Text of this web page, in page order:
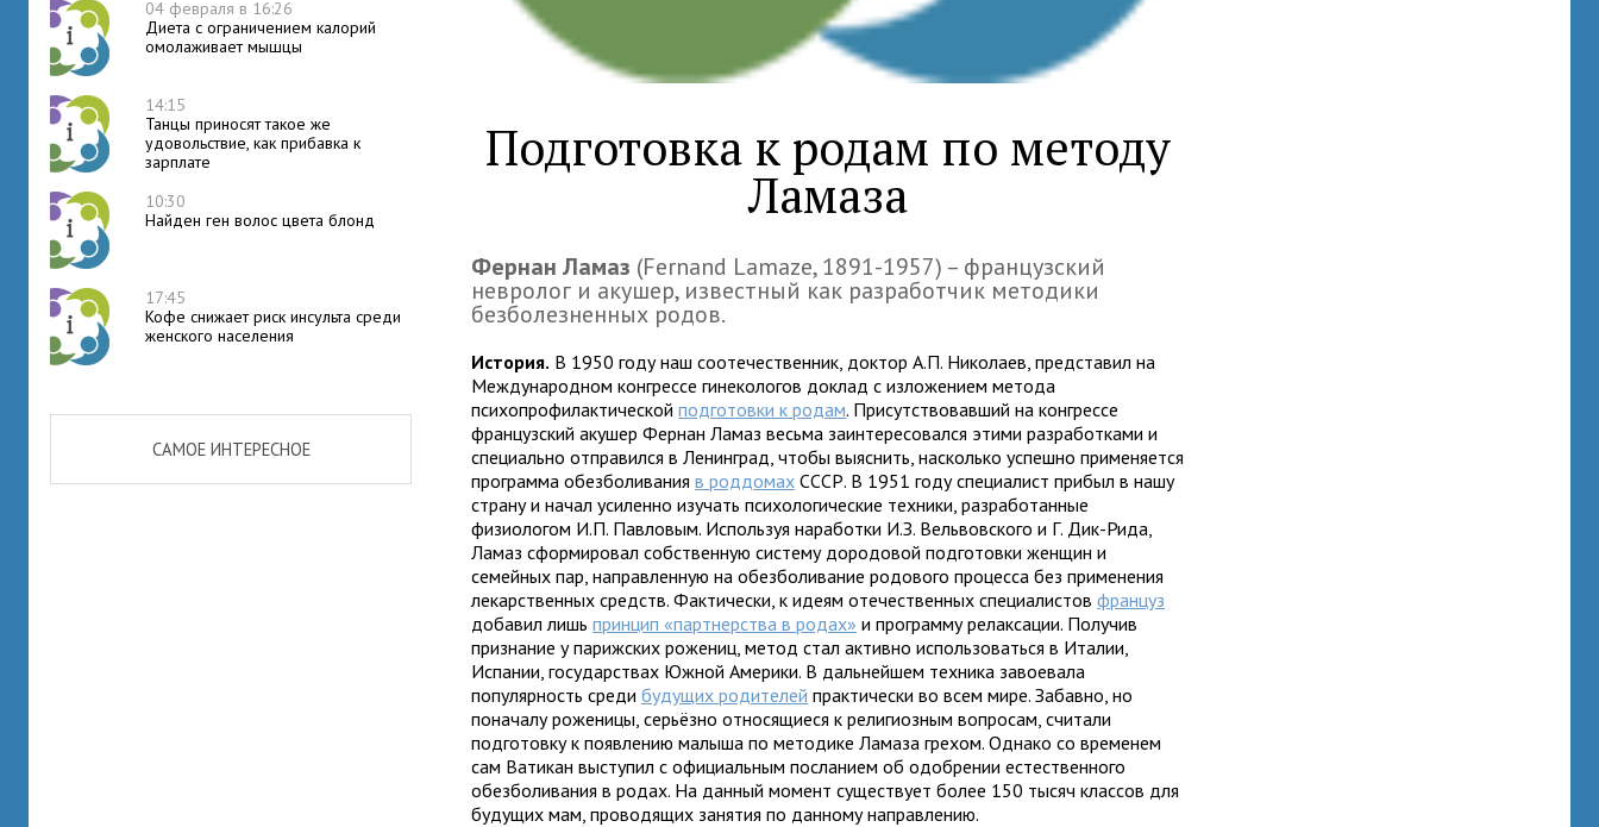
04 февраля в 16:26
Диета с ограничением калорий
омолаживает мышцы
14:15
Танцы приносят такое же
удовольствие, как прибавка к
зарплате
10:30
Найден ген волос цвета блонд
17:45
Кофе снижает риск инсульта среди
женского населения
САМОЕ ИНТЕРЕСНОЕ
Подготовка к родам по методу
Ламаза
Фернан Ламаз (Fernand Lamaze, 1891-1957) – французский
невролог и акушер, известный как разработчик методики
безболезненных родов.
История. В 1950 году наш соотечественник, доктор А.П. Николаев, представил на
Международном конгрессе гинекологов доклад с изложением метода
психопрофилактическойподготовки к родам. Присутствовавший на конгрессе
французский акушер Фернан Ламаз весьма заинтересовался этими разработками и
специально отправился в Ленинград, чтобы выяснить, насколько успешно применяется
программа обезболиванияв роддомах СССР. В 1951 году специалист прибыл в нашу
страну и начал усиленно изучать психологические техники, разработанные
физиологом И.П. Павловым. Используя наработки И.З. Вельвовского и Г. Дик-Рида,
Ламаз сформировал собственную систему дородовой подготовки женщин и
семейных пар, направленную на обезболивание родового процесса без применения
лекарственных средств. Фактически, к идеям отечественных специалистовфранцуз
добавил лишьпринцип «партнерства в родах» и программу релаксации. Получив
признание у парижских рожениц, метод стал активно использоваться в Италии,
Испании, государствах Южной Америки. В дальнейшем техника завоевала
популярность средибудущих родителей практически во всем мире. Забавно, но
поначалу роженицы, серьёзно относящиеся к религиозным вопросам, считали
подготовку к появлению малыша по методике Ламаза грехом. Однако со временем
сам Ватикан выступил с официальным посланием об одобрении естественного
обезболивания в родах. На данный момент существует более 150 тысяч классов для
будущих мам, проводящих занятия по данному направлению.